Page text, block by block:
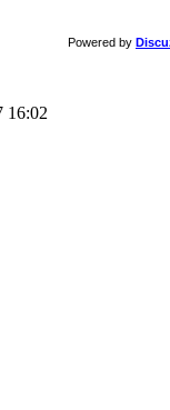
Powered by
16:02